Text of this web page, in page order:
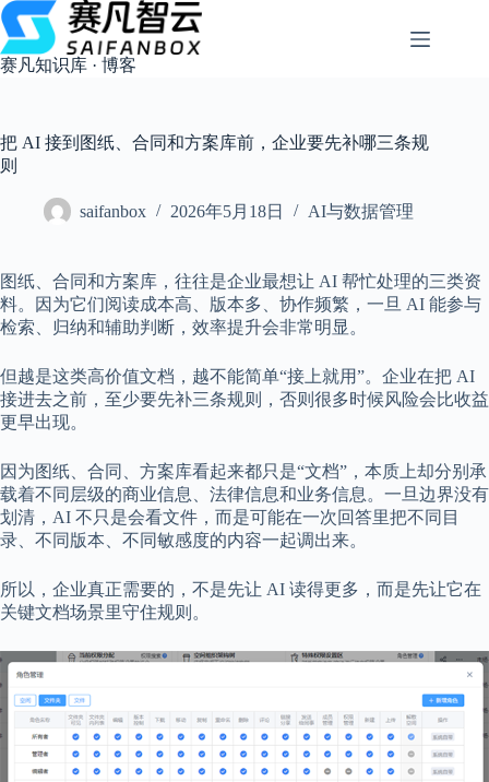
跳
过
内
容
赛凡知识库 · 博客
把 AI 接到图纸、合同和方案库前，企业要先补哪三条规
则
saifanbox 2026年5月18日 AI与数据管理
图纸、合同和方案库，往往是企业最想让 AI 帮忙处理的三类资
料。因为它们阅读成本高、版本多、协作频繁，一旦 AI 能参与
检索、归纳和辅助判断，效率提升会非常明显。
但越是这类高价值文档，越不能简单“接上就用”。企业在把 AI
接进去之前，至少要先补三条规则，否则很多时候风险会比收益
更早出现。
因为图纸、合同、方案库看起来都只是“文档”，本质上却分别承
载着不同层级的商业信息、法律信息和业务信息。一旦边界没有
划清，AI 不只是会看文件，而是可能在一次回答里把不同目
录、不同版本、不同敏感度的内容一起调出来。
所以，企业真正需要的，不是先让 AI 读得更多，而是先让它在
关键文档场景里守住规则。